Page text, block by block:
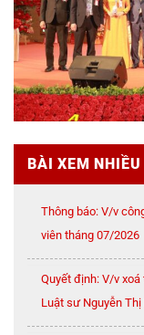
BÀI XEM
Thông báo: V/v
viên tháng 07/2026
Quyết định: V/v
Luật sư Nguyễn
Oanh